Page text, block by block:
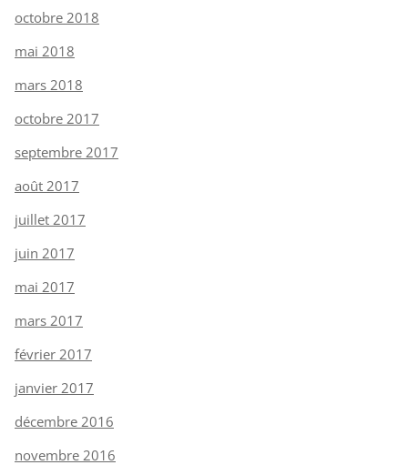
octobre 2018
mai 2018
mars 2018
octobre 2017
septembre 2017
août 2017
juillet 2017
juin 2017
mai 2017
mars 2017
février 2017
janvier 2017
décembre 2016
novembre 2016